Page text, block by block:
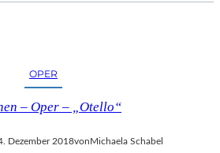
OPER
– Oper – „Otello“
Dezember 2018von Michaela Schabel